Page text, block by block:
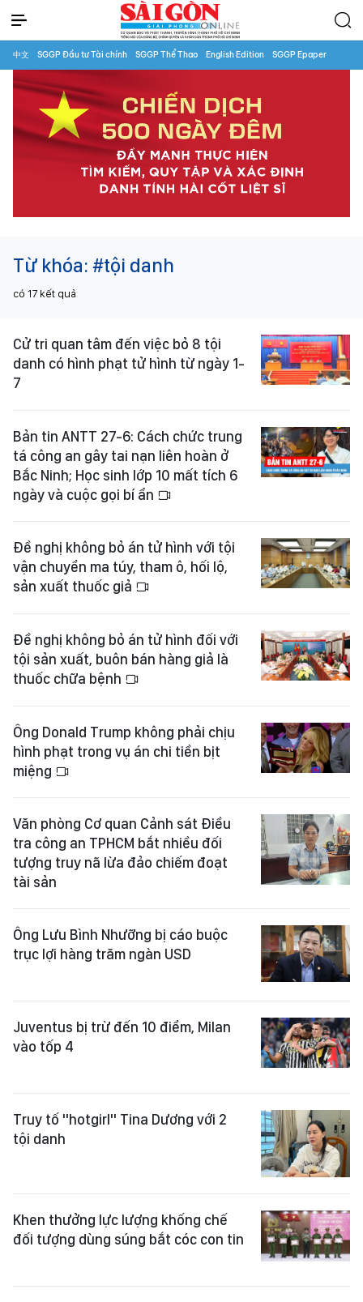
中文 SGGP Đầu tư Tài chính SGGP Thể Thao English Edition SGGP Epaper
Từ khóa: #tội danh
có 17 kết quả
Cử tri quan tâm đến việc bỏ 8 tội
danh có hình phạt tử hình từ ngày 1-
7
Bản tin ANTT 27-6: Cách chức trung
tá công an gây tai nạn liên hoàn ở
Bắc Ninh; Học sinh lớp 10 mất tích 6
ngày và cuộc gọi bí ẩn
Đề nghị không bỏ án tử hình với tội
vận chuyển ma túy, tham ô, hối lộ,
sản xuất thuốc giả
Đề nghị không bỏ án tử hình đối với
tội sản xuất, buôn bán hàng giả là
thuốc chữa bệnh
Ông Donald Trump không phải chịu
hình phạt trong vụ án chi tiền bịt
miệng
Văn phòng Cơ quan Cảnh sát Điều
tra công an TPHCM bắt nhiều đối
tượng truy nã lừa đảo chiếm đoạt
tài sản
Ông Lưu Bình Nhưỡng bị cáo buộc
trục lợi hàng trăm ngàn USD
Juventus bị trừ đến 10 điểm, Milan
vào tốp 4
Truy tố "hotgirl" Tina Dương với 2
tội danh
Khen thưởng lực lượng khống chế
đối tượng dùng súng bắt cóc con tin